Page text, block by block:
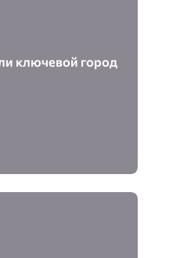
ключевой город